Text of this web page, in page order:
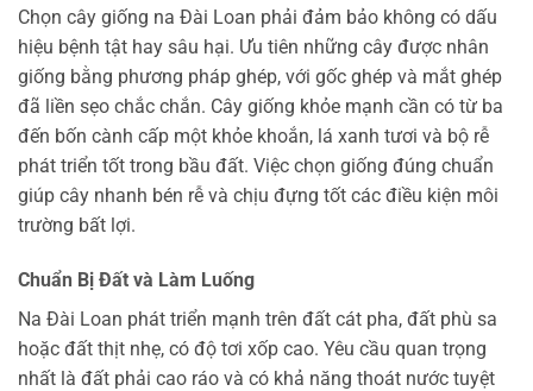
Chọn cây giống na Đài Loan phải đảm bảo không có dấu
hiệu bệnh tật hay sâu hại. Ưu tiên những cây được nhân
giống bằng phương pháp ghép, với gốc ghép và mắt ghép
đã liền sẹo chắc chắn. Cây giống khỏe mạnh cần có từ ba
đến bốn cành cấp một khỏe khoắn, lá xanh tươi và bộ rễ
phát triển tốt trong bầu đất. Việc chọn giống đúng chuẩn
giúp cây nhanh bén rễ và chịu đựng tốt các điều kiện môi
trường bất lợi.
Chuẩn Bị Đất và Làm Luống
Na Đài Loan phát triển mạnh trên đất cát pha, đất phù sa
hoặc đất thịt nhẹ, có độ tơi xốp cao. Yêu cầu quan trọng
nhất là đất phải cao ráo và có khả năng thoát nước tuyệt